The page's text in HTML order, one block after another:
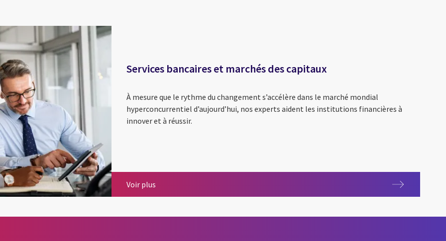
Services bancaires et marchés des capitaux
À mesure que le rythme du changement s’accélère dans le marché mondial
hyperconcurrentiel d’aujourd’hui, nos experts aident les institutions financières à
innover et à réussir.
Voir plus